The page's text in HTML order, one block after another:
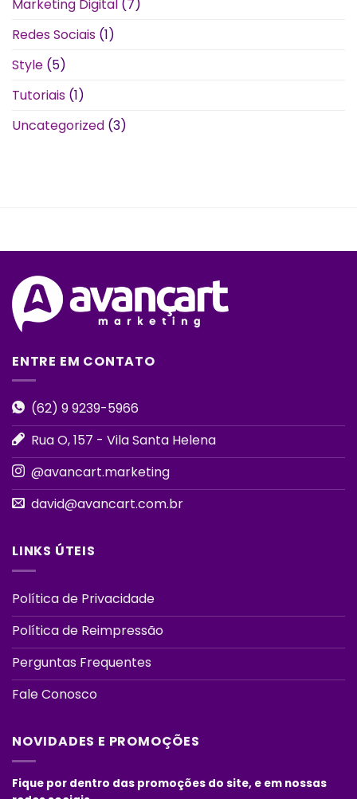
Marketing Digital (7)
Redes Sociais (1)
Style (5)
Tutoriais (1)
Uncategorized (3)
ENTRE EM CONTATO
(62) 9 9239-5966
Rua O, 157 - Vila Santa Helena
@avancart.marketing
david@avancart.com.br
LINKS ÚTEIS
Política de Privacidade
Política de Reimpressão
Perguntas Frequentes
Fale Conosco
NOVIDADES E PROMOÇÕES
Fique por dentro das promoções do site, e em nossas